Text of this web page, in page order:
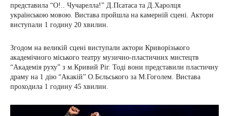
представила “О!.. Чучарелла!” Д.Псатаса та Д.Харолця
українською мовою. Вистава пройшла на камерній сцені. Актори
виступали 1 годину 20 хвилин.
Згодом на великій сцені виступали актори Криворізького
академічного міського театру музично-пластичних мистецтв
“Академія руху” з м.Кривий Ріг. Тоді вони представили пластичну
драму на 1 дію “Акакій” О.Бєльського за М.Гоголем. Вистава
проходила 1 годину 45 хвилин.